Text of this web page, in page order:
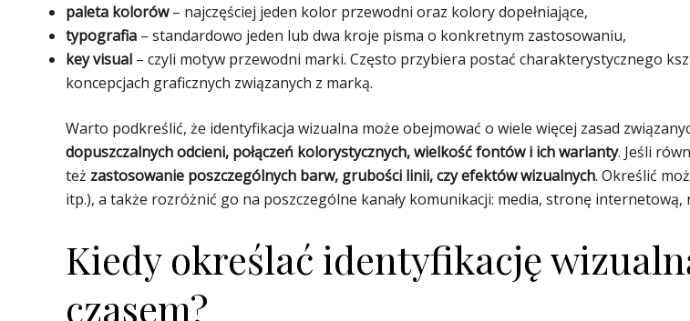
paleta kolorów– najczęściej jeden kolor przewodni oraz kolory dopełniające,
typografia – standardowo jeden lub dwa kroje pisma o konkretnym zastosowaniu,
key visual – czyli motyw przewodni marki. Często przybiera postać charakterystycznego
koncepcjach graficznych związanych z marką.
Warto podkreślić, że identyfikacja wizualna może obejmować o wiele więcej zasad
dopuszczalnych odcieni, połączeń kolorystycznych, wielkość fontów i ich warianty. Jeśli
też zastosowanie poszczególnych barw, grubości linii, czy efektów wizualnych. Określić
itp.), a także rozróżnić go na poszczególne kanały komunikacji: media, stronę
Kiedy określać identyfikację
czasem?